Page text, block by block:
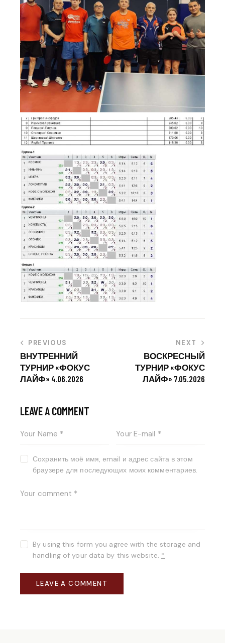
PREVIOUS
ВНУТРЕННИЙ
ТУРНИР «ФОКУС
ЛАЙФ» 4.06.2026
NEXT
ВОСКРЕСНЫЙ
ТУРНИР «ФОКУС
ЛАЙФ» 7.05.2026
LEAVE A COMMENT
Сохранить моё имя, email и адрес сайта в этом
браузере для последующих моих комментариев.
By using this form you agree with the storage and
handling of your data by this website. *